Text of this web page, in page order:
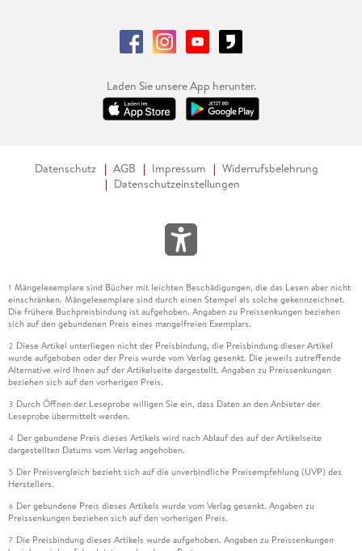
Laden Sie unsere App herunter.
Datenschutz AGB Impressum
Widerrufsbelehrung
Datenschutzeinstellungen
1 Mängelexemplare sind Bücher mit leichten Beschädigungen, die das Lesen aber nicht
einschränken. Mängelexemplare sind durch einen Stempel als solche gekennzeichnet.
Die frühere Buchpreisbindung ist aufgehoben. Angaben zu Preissenkungen beziehen
sich auf den gebundenen Preis eines mangelfreien Exemplars.
2 Diese Artikel unterliegen nicht der Preisbindung, die Preisbindung dieser Artikel
wurde aufgehoben oder der Preis wurde vom Verlag gesenkt. Die jeweils zutreffende
Alternative wird Ihnen auf der Artikelseite dargestellt. Angaben zu Preissenkungen
beziehen sich auf den vorherigen Preis.
3 Durch Öffnen der Leseprobe willigen Sie ein, dass Daten an den Anbieter der
Leseprobe übermittelt werden.
4 Der gebundene Preis dieses Artikels wird nach Ablauf des auf der Artikelseite
dargestellten Datums vom Verlag angehoben.
5 Der Preisvergleich bezieht sich auf die unverbindliche Preisempfehlung (UVP) des
Herstellers.
6 Der gebundene Preis dieses Artikels wurde vom Verlag gesenkt. Angaben zu
Preissenkungen beziehen sich auf den vorherigen Preis.
7 Die Preisbindung dieses Artikels wurde aufgehoben. Angaben zu Preissenkungen